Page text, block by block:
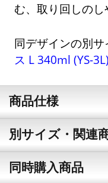
む、取り回しのし
同デザインの別サ
ス L 340ml (YS-3L)
商品仕様
別サイズ・関連
同時購入商品